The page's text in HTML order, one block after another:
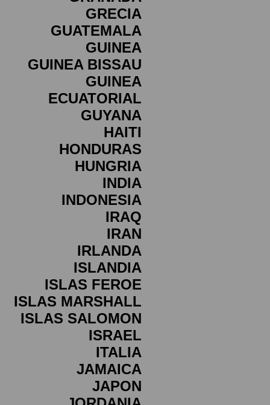
GRECIA
GUATEMALA
GUINEA
GUINEA BISSAU
GUINEA
ECUATORIAL
GUYANA
HAITI
HONDURAS
HUNGRIA
INDIA
INDONESIA
IRAQ
IRAN
IRLANDA
ISLANDIA
ISLAS FEROE
ISLAS MARSHALL
ISLAS SALOMON
ISRAEL
ITALIA
JAMAICA
JAPON